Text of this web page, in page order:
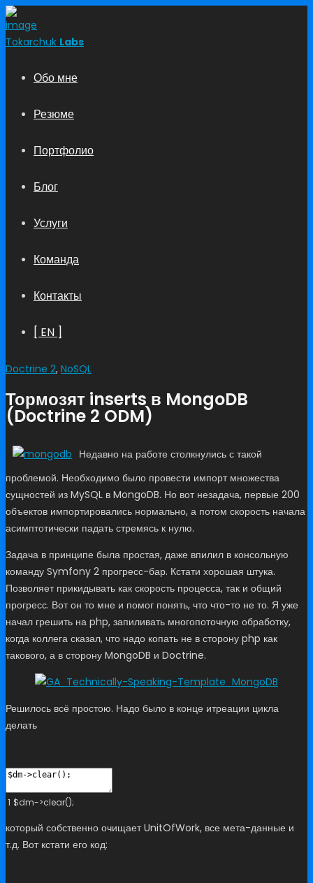
Tokarchuk Labs
Обо мне
Резюме
Портфолио
Блог
Услуги
Команда
Контакты
[ EN ]
Doctrine 2, NoSQL
Тормозят inserts в MongoDB
(Doctrine 2 ODM)
Недавно на работе столкнулись с такой
проблемой. Необходимо было провести импорт множества
сущностей из MySQL в MongoDB. Но вот незадача, первые 200
объектов импортировались нормально, а потом скорость начала
асимптотически падать стремясь к нулю.
Задача в принципе была простая, даже впилил в консольную
команду Symfony 2 прогресс-бар. Кстати хорошая штука.
Позволяет прикидывать как скорость процесса, так и общий
прогресс. Вот он то мне и помог понять, что что-то не то. Я уже
начал грешить на php, запиливать многопоточную обработку,
когда коллега сказал, что надо копать не в сторону php как
такового, а в сторону MongoDB и Doctrine.
Решилось всё простою. Надо было в конце итреации цикла
делать
1 $dm->clear();
который собственно очищает UnitOfWork, все мета-данные и
т.д. Вот кстати его код: